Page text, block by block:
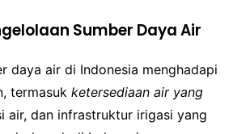
Sumber Daya Air
daya air di Indonesia menghadapi
termasuk ketersediaan air yang
air, dan infrastruktur irigasi yang